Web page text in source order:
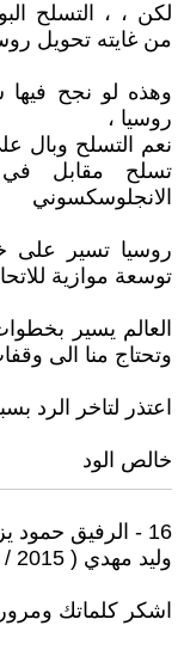
لكن ، ، التسلح
من غايته تحويل
وهذه لو نجح فيها
روسيا ،
نعم التسلح وبال
تسلح مقابل في
الانجلوسكسوني
روسيا تسير على
توسعة موازية
العالم يسير
وتحتاج منا الى
اعتذر لتاخر الرد
خالص الود
16 - الرفيق حمود يزيد مع التحية
وليد مهدي ( 2015 / 7 / 7 - 14:00 )
اشكر كلماتك